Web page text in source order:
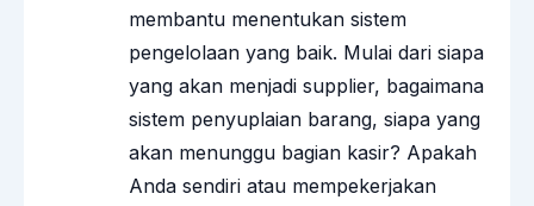
membantu menentukan sistem
pengelolaan yang baik. Mulai dari siapa
yang akan menjadi supplier, bagaimana
sistem penyuplaian barang, siapa yang
akan menunggu bagian kasir? Apakah
Anda sendiri atau mempekerjakan